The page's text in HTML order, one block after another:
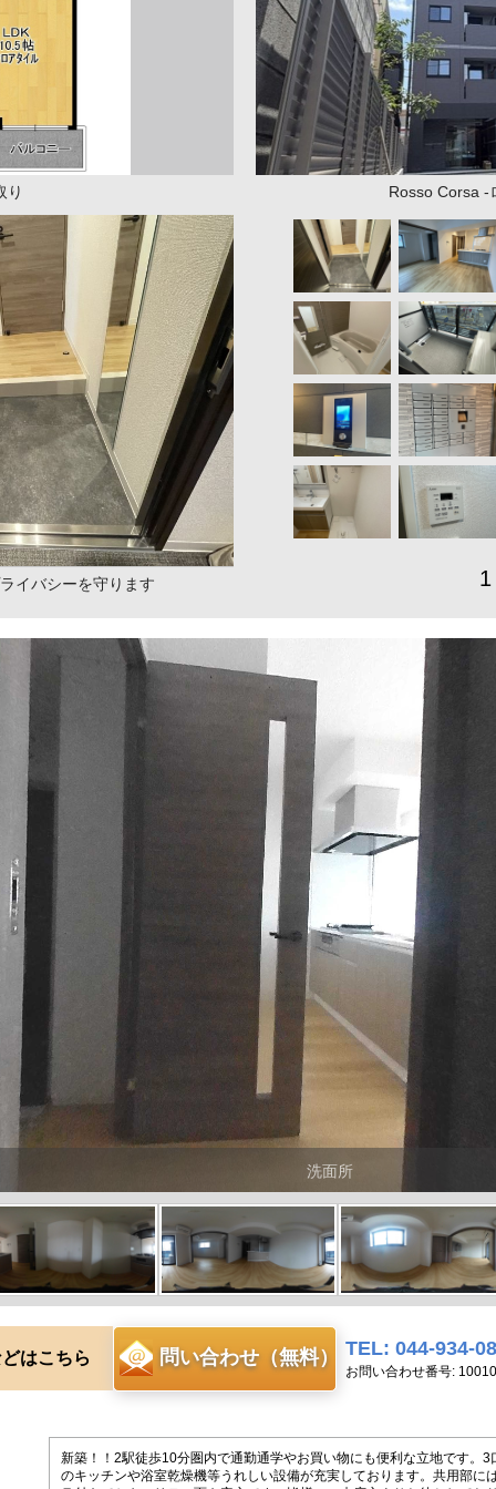
り Rosso Corsa -
イバシーを守ります
洗面所
はこちら 問い合わせ（無料） TEL: 044-934-
お問い合わせ番号:
新築！！2駅徒歩10分圏内で通勤通学やお買い物にも便利な立地です。3
のキッチンや浴室乾燥機等うれしい設備が充実しております。共用部に